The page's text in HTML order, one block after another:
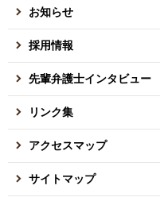
お知らせ
採用情報
先輩弁護士インタビュー
リンク集
アクセスマップ
サイトマップ